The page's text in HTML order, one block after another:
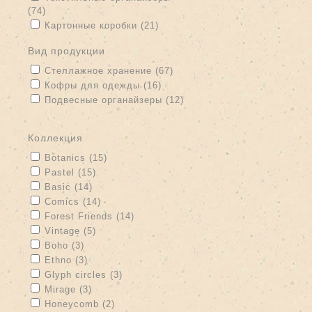
(74) Apply Текстильные органайзеры filter
Apply Картонные коробки filter
Картонные коробки (21) Apply Картонные коробки filter
вид продукции
Apply Стеллажное хранение filter
Стеллажное хранение (67) Apply Стеллажное хранение
Apply Кофры для одежды filter
Кофры для одежды (16)
Apply Подвесные органайзеры filter
Подвесные органайзеры (12)
Apply Подвесные органайзеры filter
коллекция
Apply Botanics filter
Botanics (15) Apply Botanics filter
Apply Pastel filter
Pastel (15) Apply Pastel filter
Apply Basic filter
Basic (14)
Apply Comics filter
Comics (14) Apply Comics filter
Apply Forest Friends filter
Forest Friends (14) Apply Forest Friends filter
Apply Vintage filter
Vintage (5)
Apply Boho filter
Boho (3)
Apply Ethno filter
Ethno (3) Apply Ethno filter
Apply Glyph circles filter
Glyph circles (3) Apply Glyph circles filter
Apply Mirage filter
Mirage (3) Apply Mirage filter
Apply Honeycomb filter
Honeycomb (2)